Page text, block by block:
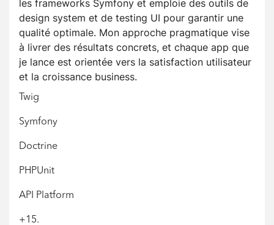
les frameworks Symfony et emploie des outils de
design system et de testing UI pour garantir une
qualité optimale. Mon approche pragmatique vise
à livrer des résultats concrets, et chaque app que
je lance est orientée vers la satisfaction utilisateur
et la croissance business.
Twig
Symfony
Doctrine
PHPUnit
API Platform
+15.